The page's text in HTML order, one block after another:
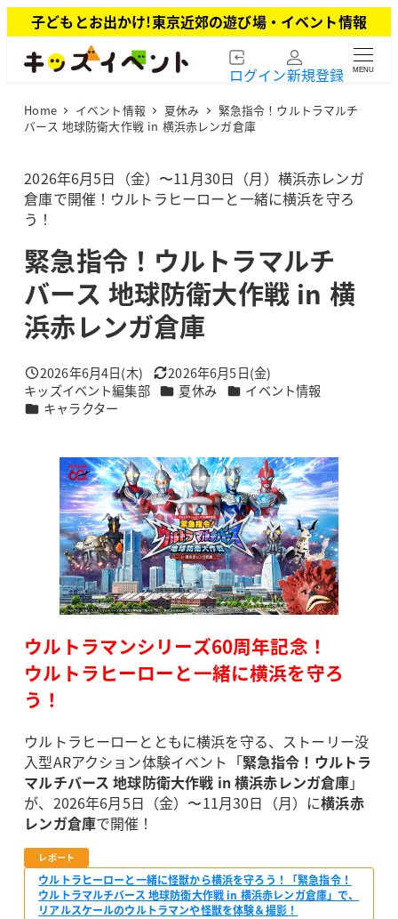
イ
子どもとお出かけ!東京近郊の遊び場・イベント情報
ログイン新規登録 MENU
Home イベント情報 夏休み
緊急指令！ウルトラマルチ
バース 地球防衛大作戦 in 横浜赤レンガ倉庫
2026年6月5日（金）〜11月30日（月）横浜赤レンガ
倉庫で開催！ウルトラヒーローと一緒に横浜を守ろ
う！
緊急指令！ウルトラマルチ
バース 地球防衛大作戦 in 横
浜赤レンガ倉庫
投稿日
2026年6月4日(木) 更新日
2026年6月5日(金)
著
者
キッズイベント編集部 カテゴリー
夏休み カテゴリー
イベント情報
カテゴリー
キャラクター
ウルトラマンシリーズ60周年記念！
ウルトラヒーローと一緒に横浜を守ろ
う！
ウルトラヒーローとともに横浜を守る、ストーリー没
入型ARアクション体験イベント「緊急指令！ウルトラ
マルチバース 地球防衛大作戦 in 横浜赤レンガ倉庫」
が、2026年6月5日（金）〜11月30日（月）に横浜赤
レンガ倉庫で開催！
レポート
ウルトラヒーローと一緒に怪獣から横浜を守ろう！「緊急指令！
ウルトラマルチバース 地球防衛大作戦 in 横浜赤レンガ倉庫」で、
リアルスケールのウルトラマンや怪獣を体験＆撮影！